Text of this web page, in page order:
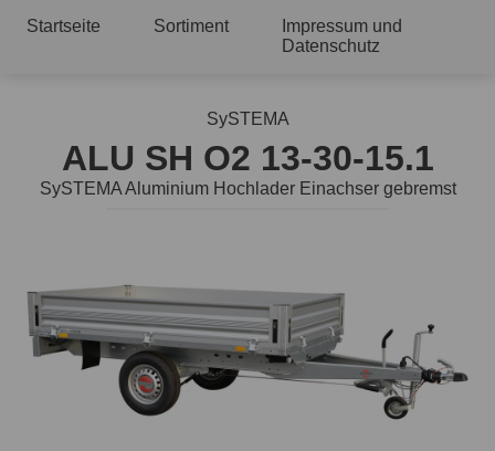
Startseite Sortiment
Impressum und
Datenschutz
SySTEMA
ALU SH O2 13-30-15.1
SySTEMA Aluminium Hochlader Einachser gebremst